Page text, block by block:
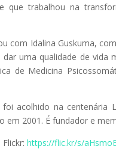
que trabalhou na
com Idalina Guskuma,
dar uma qualidade de
de Medicina
acolhido na centenária
em 2001. É fundador e
Flickr:https://flic.kr/s/